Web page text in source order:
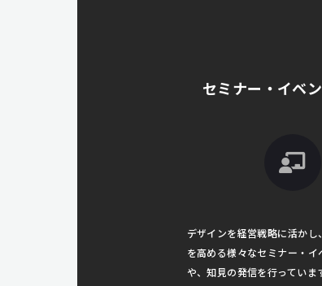
セミナー・イベ
デザインを経営戦略に活かし
を高める様々なセミナー・イ
や、知見の発信を行っていま